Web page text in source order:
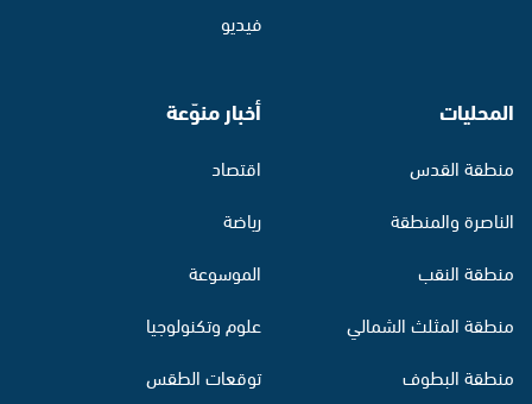
فيديو
المحليات
منطقة القدس
الناصرة والمنطقة
منطقة النقب
منطقة المثلث الشمالي
منطقة البطوف
أخبار منوّعة
اقتصاد
رياضة
الموسوعة
علوم وتكنولوجيا
توقعات الطقس